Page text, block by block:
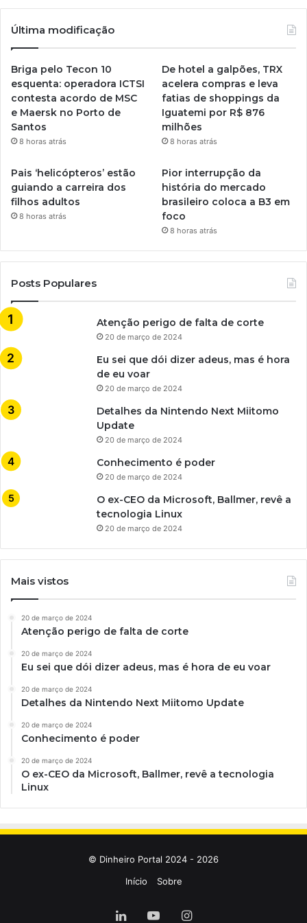
Última modificação
Briga pelo Tecon 10
esquenta: operadora ICTSI
contesta acordo de MSC
e Maersk no Porto de
Santos
8 horas atrás
De hotel a galpões, TRX
acelera compras e leva
fatias de shoppings da
Iguatemi por R$ 876
milhões
8 horas atrás
Pais ‘helicópteros’ estão
guiando a carreira dos
filhos adultos
8 horas atrás
Pior interrupção da
história do mercado
brasileiro coloca a B3 em
foco
8 horas atrás
Posts Populares
Atenção perigo de falta de corte
20 de março de 2024
Eu sei que dói dizer adeus, mas é hora
de eu voar
20 de março de 2024
Detalhes da Nintendo Next Miitomo
Update
20 de março de 2024
Conhecimento é poder
20 de março de 2024
O ex-CEO da Microsoft, Ballmer, revê a
tecnologia Linux
20 de março de 2024
Mais vistos
20 de março de 2024
Atenção perigo de falta de corte
20 de março de 2024
Eu sei que dói dizer adeus, mas é hora de eu voar
20 de março de 2024
Detalhes da Nintendo Next Miitomo Update
20 de março de 2024
Conhecimento é poder
20 de março de 2024
O ex-CEO da Microsoft, Ballmer, revê a tecnologia
Linux
© Dinheiro Portal 2024 - 2026
Início
Sobre
LinkedinYouTubeInstagram